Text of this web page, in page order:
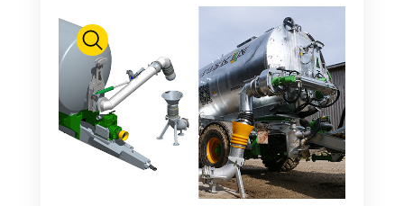
Português
Türk
العربية